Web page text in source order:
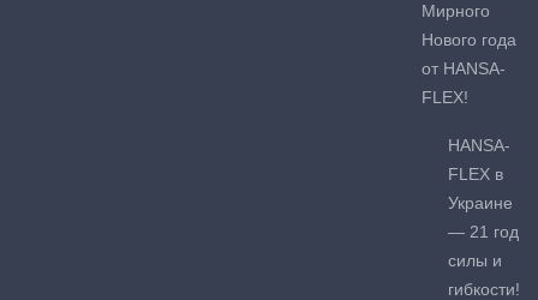
Мирного
Нового года
от HANSA-
FLEX!
HANSA-
FLEX в
Украине
— 21 год
силы и
гибкости!